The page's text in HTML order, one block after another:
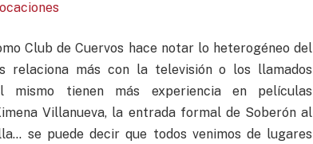
Club de Cuervos hace notar lo heterogéneo del
relaciona más con la televisión o los llamados
mismo tienen más experiencia en películas
Villanueva, la entrada formal de Soberón al
se puede decir que todos venimos de lugares